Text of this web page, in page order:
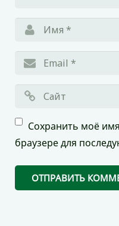
Сохранить моё
браузере для